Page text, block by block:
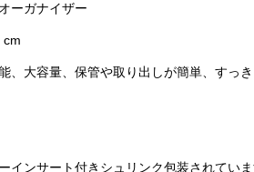
ーガナイザー
cm
、大容量、保管や取り出しが簡単、すっき
インサート付きシュリンク包装されてい